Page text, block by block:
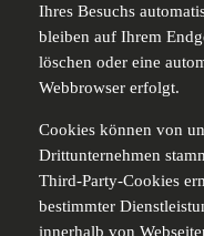
Ihres Besuchs
bleiben auf Ihrem
löschen oder eine
Webbrowser erfolgt.
Cookies können von
Drittunternehmen
Third-Party-Cookies
bestimmter
innerhalb von